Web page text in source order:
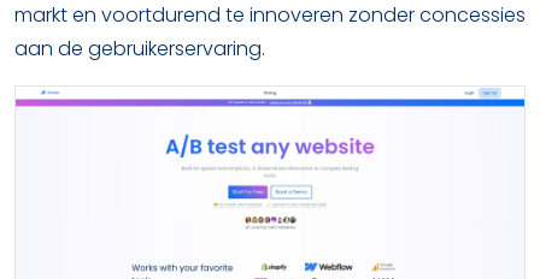
markt en voortdurend te innoveren zonder concessies
aan de gebruikerservaring.